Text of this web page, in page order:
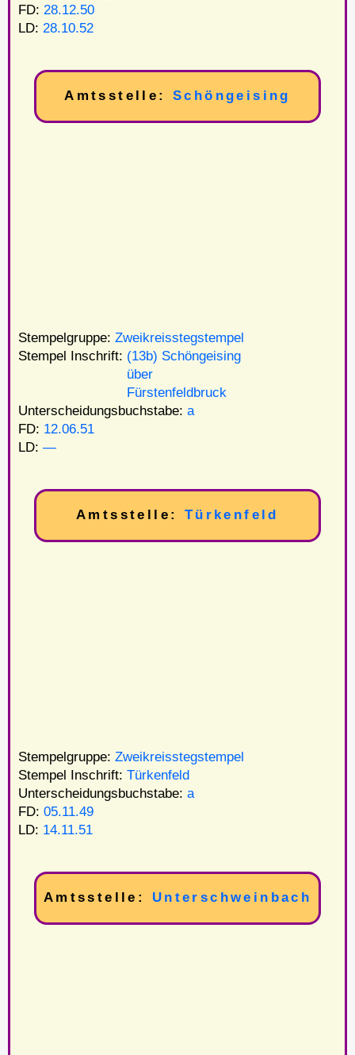
FD: 28.12.50
LD: 28.10.52
Amtsstelle: Schöngeising
Stempelgruppe: Zweikreisstegstempel
Stempel Inschrift: (13b) Schöngeising
über
Fürstenfeldbruck
Unterscheidungsbuchstabe: a
FD: 12.06.51
LD: —
Amtsstelle: Türkenfeld
Stempelgruppe: Zweikreisstegstempel
Stempel Inschrift: Türkenfeld
Unterscheidungsbuchstabe: a
FD: 05.11.49
LD: 14.11.51
Amtsstelle: Unterschweinbach